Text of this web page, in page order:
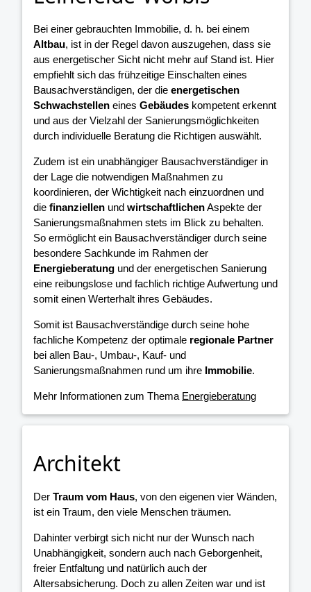
Bei einer gebrauchten Immobilie, d. h. bei einem
Altbau, ist in der Regel davon auszugehen, dass sie
aus energetischer Sicht nicht mehr auf Stand ist. Hier
empfiehlt sich das frühzeitige Einschalten eines
Bausachverständigen, der die energetischen
Schwachstellen eines Gebäudes kompetent erkennt
und aus der Vielzahl der Sanierungsmöglichkeiten
durch individuelle Beratung die Richtigen auswählt.
Zudem ist ein unabhängiger Bausachverständiger in
der Lage die notwendigen Maßnahmen zu
koordinieren, der Wichtigkeit nach einzuordnen und
die finanziellen und wirtschaftlichenAspekte der
Sanierungsmaßnahmen stets im Blick zu behalten.
So ermöglicht ein Bausachverständiger durch seine
besondere Sachkunde im Rahmen der
Energieberatung und der energetischen Sanierung
eine reibungslose und fachlich richtige Aufwertung und
somit einen Werterhalt ihres Gebäudes.
Somit ist Bausachverständige durch seine hohe
fachliche Kompetenz der optimale regionale Partner
bei allen Bau-, Umbau-, Kauf- und
Sanierungsmaßnahmen rund um ihre Immobilie.
Mehr Informationen zum Thema Energieberatung
Architekt
Der Traum vom Haus, von den eigenen vier Wänden,
ist ein Traum, den viele Menschen träumen.
Dahinter verbirgt sich nicht nur der Wunsch nach
Unabhängigkeit, sondern auch nach Geborgenheit,
freier Entfaltung und natürlich auch der
Altersabsicherung. Doch zu allen Zeiten war und ist